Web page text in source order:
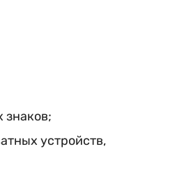
знаков;
устройств,